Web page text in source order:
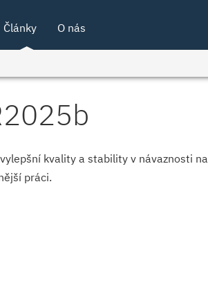
Články O nás
kvality a stability v návaznosti na
práci.